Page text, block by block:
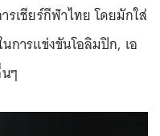
เชียร์กีฬาไทย โดยมักใส่
การแข่งขันโอลิมปิก, เอ
ๆ